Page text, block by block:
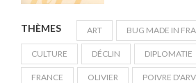
THÈMES ART BUG MADE IN
CULTURE DÉCLIN DIPLOMATIE
FRANCE OLIVIER POIVRE